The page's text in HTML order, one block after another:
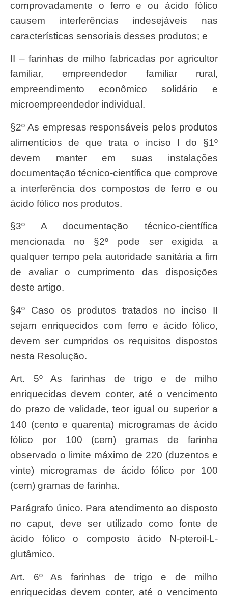
comprovadamente o ferro e ou ácido fólico
causem interferências indesejáveis nas
características sensoriais desses produtos; e
II – farinhas de milho fabricadas por agricultor
familiar, empreendedor familiar rural,
empreendimento econômico solidário e
microempreendedor individual.
§2º As empresas responsáveis pelos produtos
alimentícios de que trata o inciso I do §1º
devem manter em suas instalações
documentação técnico-científica que comprove
a interferência dos compostos de ferro e ou
ácido fólico nos produtos.
§3º A documentação técnico-científica
mencionada no §2º pode ser exigida a
qualquer tempo pela autoridade sanitária a fim
de avaliar o cumprimento das disposições
deste artigo.
§4º Caso os produtos tratados no inciso II
sejam enriquecidos com ferro e ácido fólico,
devem ser cumpridos os requisitos dispostos
nesta Resolução.
Art. 5º As farinhas de trigo e de milho
enriquecidas devem conter, até o vencimento
do prazo de validade, teor igual ou superior a
140 (cento e quarenta) microgramas de ácido
fólico por 100 (cem) gramas de farinha
observado o limite máximo de 220 (duzentos e
vinte) microgramas de ácido fólico por 100
(cem) gramas de farinha.
Parágrafo único. Para atendimento ao disposto
no caput, deve ser utilizado como fonte de
ácido fólico o composto ácido N-pteroil-L-
glutâmico.
Art. 6º As farinhas de trigo e de milho
enriquecidas devem conter, até o vencimento